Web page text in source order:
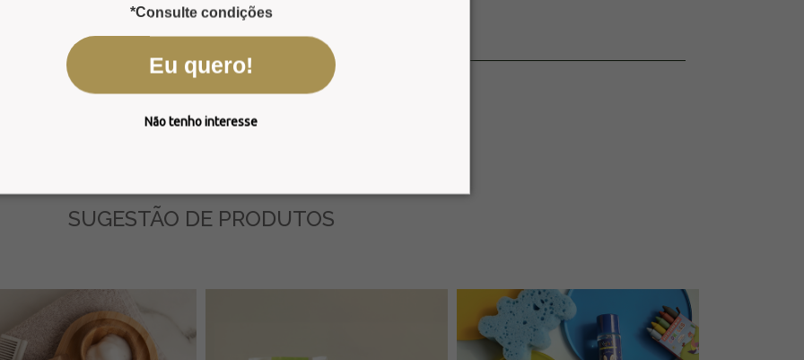
*Consulte condições
Eu quero!
Não tenho interesse
a sua pele hidratada por muito mais tempo.
animais, 100% reciclável (selo eu reciclo).
SUGESTÃO DE PRODUTOS